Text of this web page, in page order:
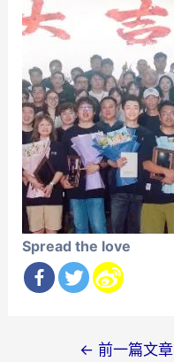
Spread the love
← 前一篇文章